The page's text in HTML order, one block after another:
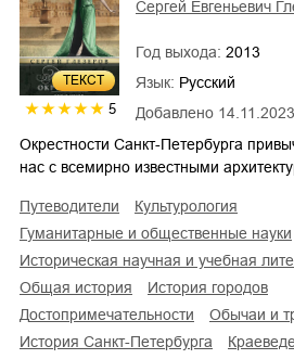
ТЕКСТ
5 Добавлено
Сергей Евгеньевич
Год выхода: 2013
Язык: Русский
Окрестности Санкт-Петербурга
нас с всемирно известными
путеводители
культурология
гуманитарные и общественные науки
историческая научная и учебная
общая история
история городов
достопримечательности
обычаи и
история Санкт-Петербурга